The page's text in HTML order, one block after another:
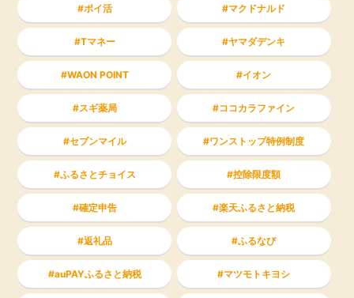
ポイ活 マクドナルド
Tマネー ヤマダデンキ
WAON POINT イオン
スギ薬局 ココカラファイン
セブンマイル ワンストップ特例制度
ふるさとチョイス 控除限度額
確定申告 楽天ふるさと納税
返礼品 ふるなび
auPAYふるさと納税 マツモトキヨシ